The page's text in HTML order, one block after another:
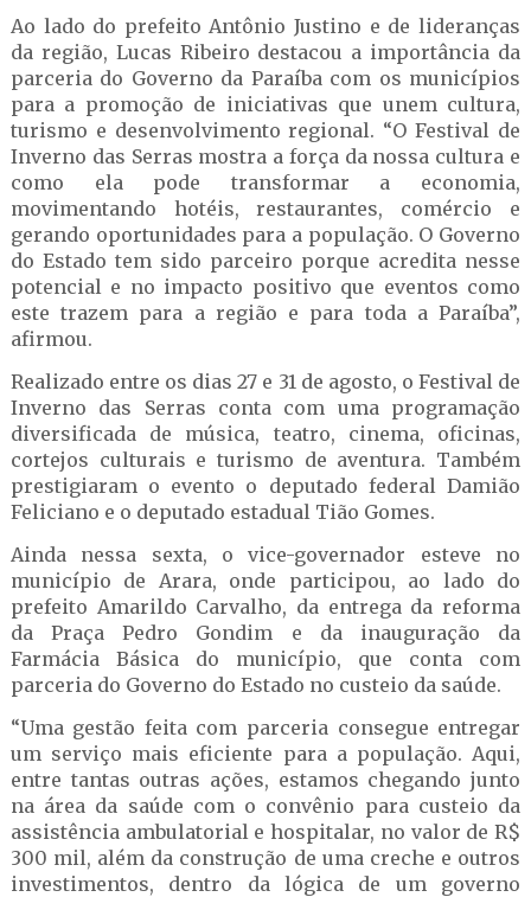
Ao lado do prefeito Antônio Justino e de lideranças
da região, Lucas Ribeiro destacou a importância da
parceria do Governo da Paraíba com os municípios
para a promoção de iniciativas que unem cultura,
turismo e desenvolvimento regional. “O Festival de
Inverno das Serras mostra a força da nossa cultura e
como ela pode transformar a economia,
movimentando hotéis, restaurantes, comércio e
gerando oportunidades para a população. O Governo
do Estado tem sido parceiro porque acredita nesse
potencial e no impacto positivo que eventos como
este trazem para a região e para toda a Paraíba”,
afirmou.
Realizado entre os dias 27 e 31 de agosto, o Festival de
Inverno das Serras conta com uma programação
diversificada de música, teatro, cinema, oficinas,
cortejos culturais e turismo de aventura. Também
prestigiaram o evento o deputado federal Damião
Feliciano e o deputado estadual Tião Gomes.
Ainda nessa sexta, o vice-governador esteve no
município de Arara, onde participou, ao lado do
prefeito Amarildo Carvalho, da entrega da reforma
da Praça Pedro Gondim e da inauguração da
Farmácia Básica do município, que conta com
parceria do Governo do Estado no custeio da saúde.
“Uma gestão feita com parceria consegue entregar
um serviço mais eficiente para a população. Aqui,
entre tantas outras ações, estamos chegando junto
na área da saúde com o convênio para custeio da
assistência ambulatorial e hospitalar, no valor de R$
300 mil, além da construção de uma creche e outros
investimentos, dentro da lógica de um governo